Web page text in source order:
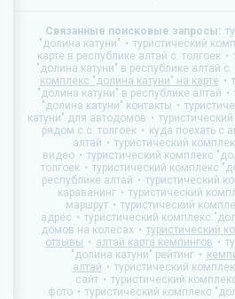
Связанные поисковые запросы:
"долина катуни"
туристический
карте в республике алтай с. толгоек
"долина катуни" в республике алтай с.
комплекс "долина катуни" на карте
"долина катуни" в республике алтай
"долина катуни" контакты
катуни" для автодомов
рядом с с. толгоек
куда поехать с
алтай
туристический
видео
туристический комплекс
толгоек
туристический комплекс
республике алтай
туристический
караванинг
туристический
маршрут
туристический
адрес
туристический комплекс
домов на колесах
туристический
отзывы
алтай карта кемпингов
"долина катуни" рейтинг
алтай
туристический
сайт
туристический
фото
туристический комплекс